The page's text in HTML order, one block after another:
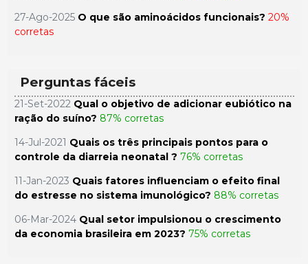
27-Ago-2025 O que são aminoácidos funcionais? 20%
corretas
Perguntas fáceis
21-Set-2022 Qual o objetivo de adicionar eubiótico na
ração do suíno? 87% corretas
14-Jul-2021 Quais os três principais pontos para o
controle da diarreia neonatal ? 76% corretas
11-Jan-2023 Quais fatores influenciam o efeito final
do estresse no sistema imunológico? 88% corretas
06-Mar-2024 Qual setor impulsionou o crescimento
da economia brasileira em 2023? 75% corretas